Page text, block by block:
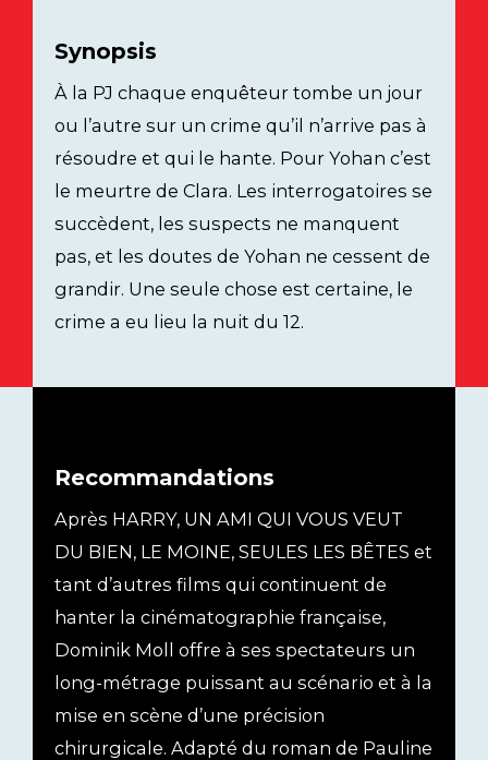
Synopsis
À la PJ chaque enquêteur tombe un jour
ou l’autre sur un crime qu’il n’arrive pas à
résoudre et qui le hante. Pour Yohan c’est
le meurtre de Clara. Les interrogatoires se
succèdent, les suspects ne manquent
pas, et les doutes de Yohan ne cessent de
grandir. Une seule chose est certaine, le
crime a eu lieu la nuit du 12.
Recommandations
Après HARRY, UN AMI QUI VOUS VEUT
DU BIEN, LE MOINE, SEULES LES BÊTES et
tant d’autres films qui continuent de
hanter la cinématographie française,
Dominik Moll offre à ses spectateurs un
long-métrage puissant au scénario et à la
mise en scène d’une précision
chirurgicale. Adapté du roman de Pauline